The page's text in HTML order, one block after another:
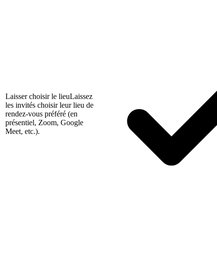
Laisser choisir le lieuLaissez
les invités choisir leur lieu de
rendez-vous préféré (en
présentiel, Zoom, Google
Meet, etc.).